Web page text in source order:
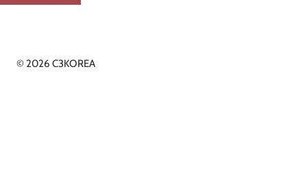
© 2026 C3KOREA